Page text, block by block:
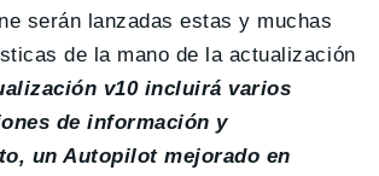
serán lanzadas estas y muchas
de la mano de la actualización
v10 incluirá varios
de información y
un Autopilot mejorado en